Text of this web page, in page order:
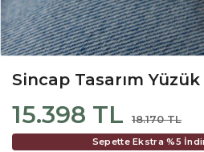
Sincap Tasarım Yüzük
15.398 TL 18.170 TL
Sepette Ekstra %5